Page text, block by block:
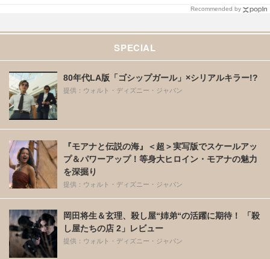
Recommended by
SPECIAL
80年代LA版「ゴシップガール」×シリアルキラー!?
提供：ウォルト・ディズニー・ジャパン
『モアナと伝説の海』＜超＞実写版でスケールアッ
プ＆パワーアップ！等身大ヒロイン・モアナの魅力
を深掘り
提供：ウォルト・ディズニー・ジャパン
岡田将生＆玄理、殺し屋“姉弟“の活躍に期待！ 「殺
し屋たちの店 2」レビュー
提供：ウォルト・ディズニー・ジャパン